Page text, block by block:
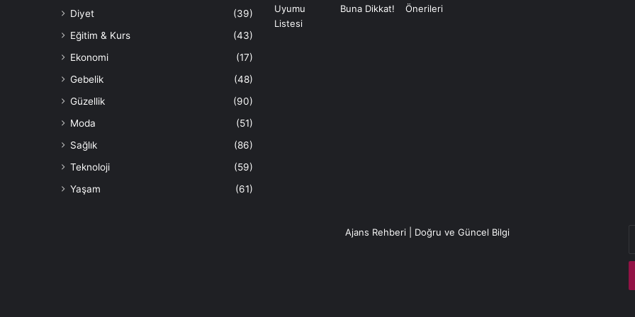
Diyet
(39)
Eğitim & Kurs
(43)
Ekonomi
(17)
Gebelik
(48)
Güzellik
(90)
Moda
(51)
Sağlık
(86)
Teknoloji
(59)
Yaşam
(61)
Ajans Rehberi | Doğru ve Güncel Bilgi